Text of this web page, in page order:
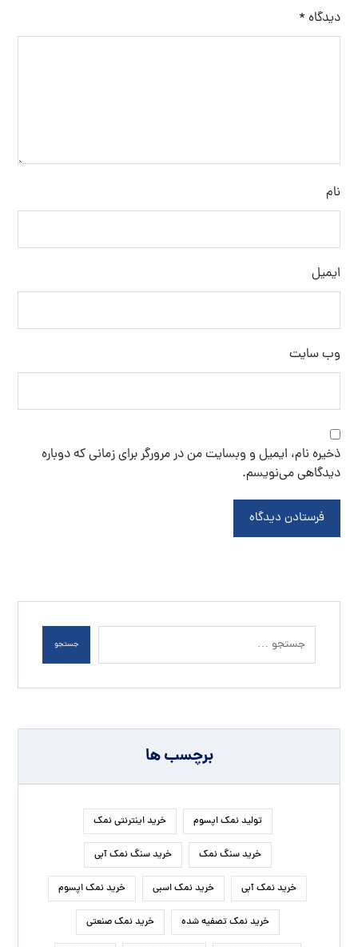
دیدگاه *
نام
ایمیل
وب‌ سایت
ذخیره نام، ایمیل و وبسایت من در مرورگر برای زمانی که دوباره
دیدگاهی می‌نویسم.
فرستادن دیدگاه
جستجو
برچسب ها
تولید نمک اپسوم خرید اینترنتی نمک
خرید سنگ نمک خرید سنگ نمک آبی
خرید نمک آبی خرید نمک اسبی خرید نمک اپسوم
خرید نمک تصفیه شده خرید نمک صنعتی